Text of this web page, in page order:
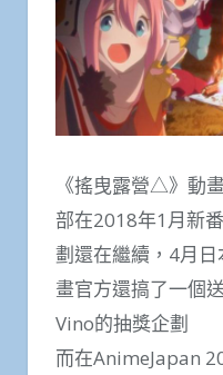
《搖曳露營△》動
部在2018年1月新
劃還在繼續，4月
畫官方還搞了一個
Vino的抽獎企劃
而在AnimeJapan